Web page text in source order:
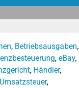
, Betriebsausgaben,
, eBay,
, Händler,
Umsatzsteuer,